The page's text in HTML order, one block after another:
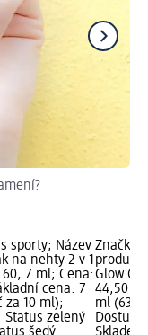
sporty; Název
na nehty 2 v 1
7 ml; Cena:
cena: 7
za 10 ml);
Status zelený
Značka:
Glow
44,50
ml